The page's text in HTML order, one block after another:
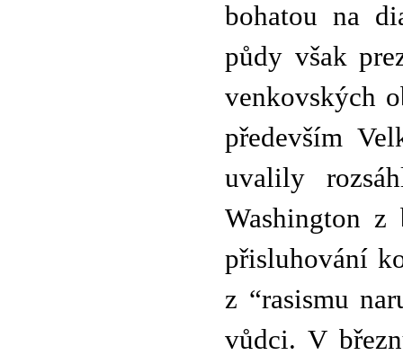
bohatou na
půdy však
venkovských
především
uvalily
Washington
přisluhování
z “rasismu
vůdci. V